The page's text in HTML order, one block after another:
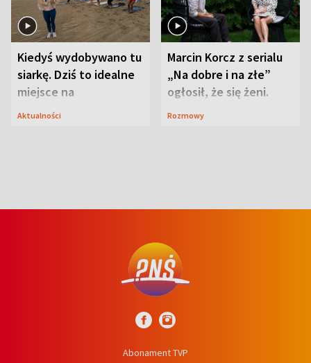
Kiedyś wydobywano tu
siarkę. Dziś to idealne
miejsce na
wypoczynek
Aktualności
Marcin Korcz z serialu
„Na dobre i na złe”
ogłosił, że się żeni.
Zdradził, co zmienił
Rozmowy
Abonament TVP